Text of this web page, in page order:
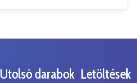
Utolsó darabok | Letöltések